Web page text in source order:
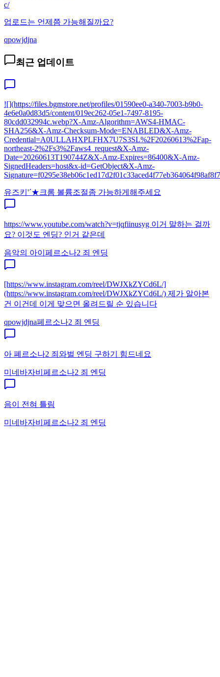
c/
업로드는 언제쯤 가능해질까요?
qpowjdjna
최근 업데이트
![](https://files.bgmstore.net/profiles/01590ee0-a340-7003-b9b0-
4e6e0a0d83d5/content/019ec262-05e1-7497-8195-
80cdd032994c.webp?X-Amz-Algorithm=AWS4-HMAC-
SHA256&X-Amz-Checksum-Mode=ENABLED&X-Amz-
Credential=A0ULLAHXPLFHX7U7S3SL%2F20260613%2Fap-
northeast-2%2Fs3%2Faws4_request&X-Amz-
Date=20260613T190744Z&X-Amz-Expires=86400&X-Amz-
SignedHeaders=host&x-id=GetObject&X-Amz-
유즈키'´★크롬 볼륨조절좀 가능하게해주세요
https://www.youtube.com/watch?v=tjqfiinusyg 이거 말하는 걸까
요? 이것도 엔딩? 인거 같은데
음악의 아이 페르소나2 죄 엔딩
[https://www.instagram.com/reel/DWJXkZYCd6L/]
(https://www.instagram.com/reel/DWJXkZYCd6L/) 제가 알아본
건 이건데 이게 맞으면 올려드릴 순 있습니다
qpowjdjna페르소나2 죄 엔딩
아 폐르소나2 죄와벌 엔딩 구하기 힘드네요
미네바자비 페르소나2 죄 엔딩
음이 전혀 틀림
미네바자비 페르소나2 죄 엔딩